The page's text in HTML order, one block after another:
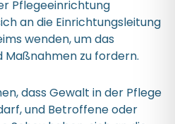
Pflegeeinrichtung
an die Einrichtungsleitung
wenden, um das
Maßnahmen zu fordern.
dass Gewalt in der Pflege
und Betroffene oder